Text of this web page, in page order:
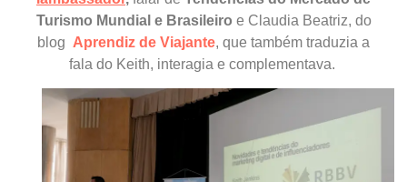
Turismo Mundial e Brasileiro e Claudia Beatriz, do
blog Aprendiz de Viajante, que também traduzia a
fala do Keith, interagia e complementava.